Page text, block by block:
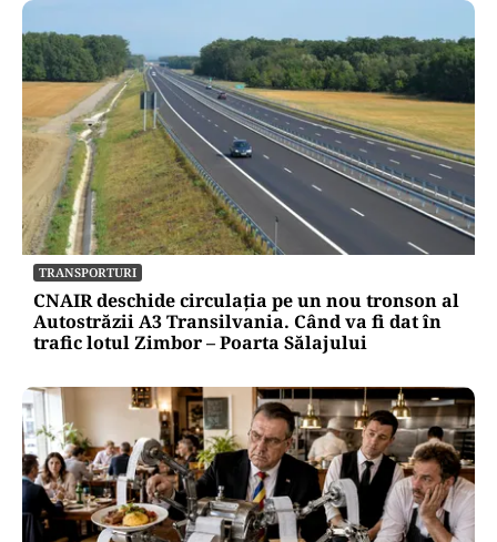
TRANSPORTURI
CNAIR deschide circulația pe un nou tronson al
Autostrăzii A3 Transilvania. Când va fi dat în
trafic lotul Zimbor – Poarta Sălajului